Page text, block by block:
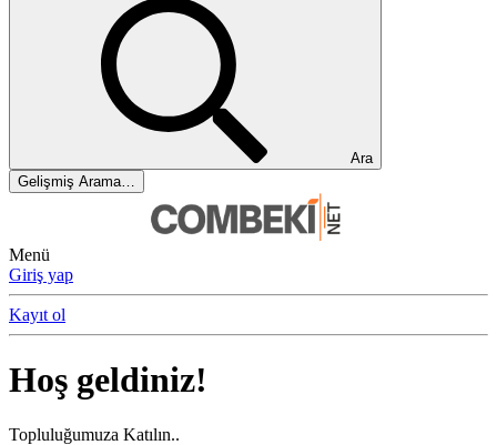
Ara
Gelişmiş Arama…
Menü
Giriş yap
Kayıt ol
Hoş geldiniz!
Topluluğumuza Katılın..